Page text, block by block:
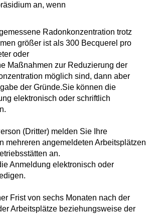
an, wenn
Radonkonzentration trotz
größer ist als 300 Becquerel pro
oder
Maßnahmen zur Reduzierung der
möglich sind, dann aber
der Gründe.Sie können die
elektronisch oder schriftlich
(Dritter) melden Sie Ihre
mehreren angemeldeten Arbeitsplätzen
an.
Anmeldung elektronisch oder
Frist von sechs Monaten nach der
Arbeitsplätze beziehungsweise der